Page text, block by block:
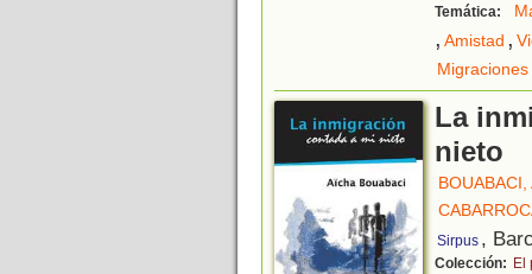
Temática:
, Amistad ,
Migraciones
La
nieto
BOUABACI,
Sirpus ,
Colección: El